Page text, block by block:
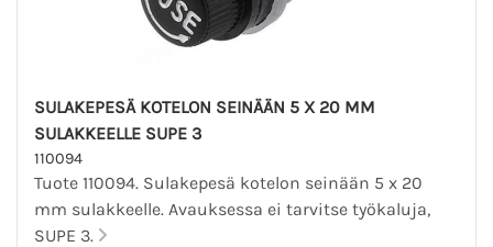
SULAKEPESÄ KOTELON SEINÄÄN 5 X 20 MM
SULAKKEELLE SUPE 3
110094
Tuote 110094. Sulakepesä kotelon seinään 5 x 20
mm sulakkeelle. Avauksessa ei tarvitse työkaluja,
SUPE 3.